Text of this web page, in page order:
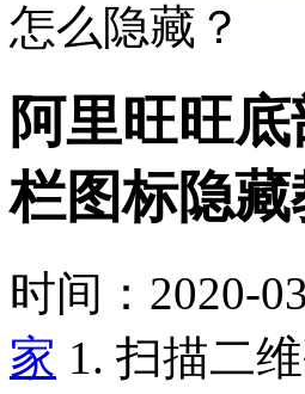
怎么隐藏？
阿里旺旺
栏图标隐藏
时间：2020-
家 1. 扫描二